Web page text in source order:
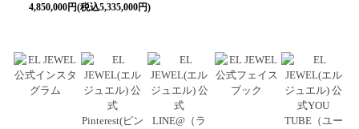
4,850,000円(税込5,335,000円)